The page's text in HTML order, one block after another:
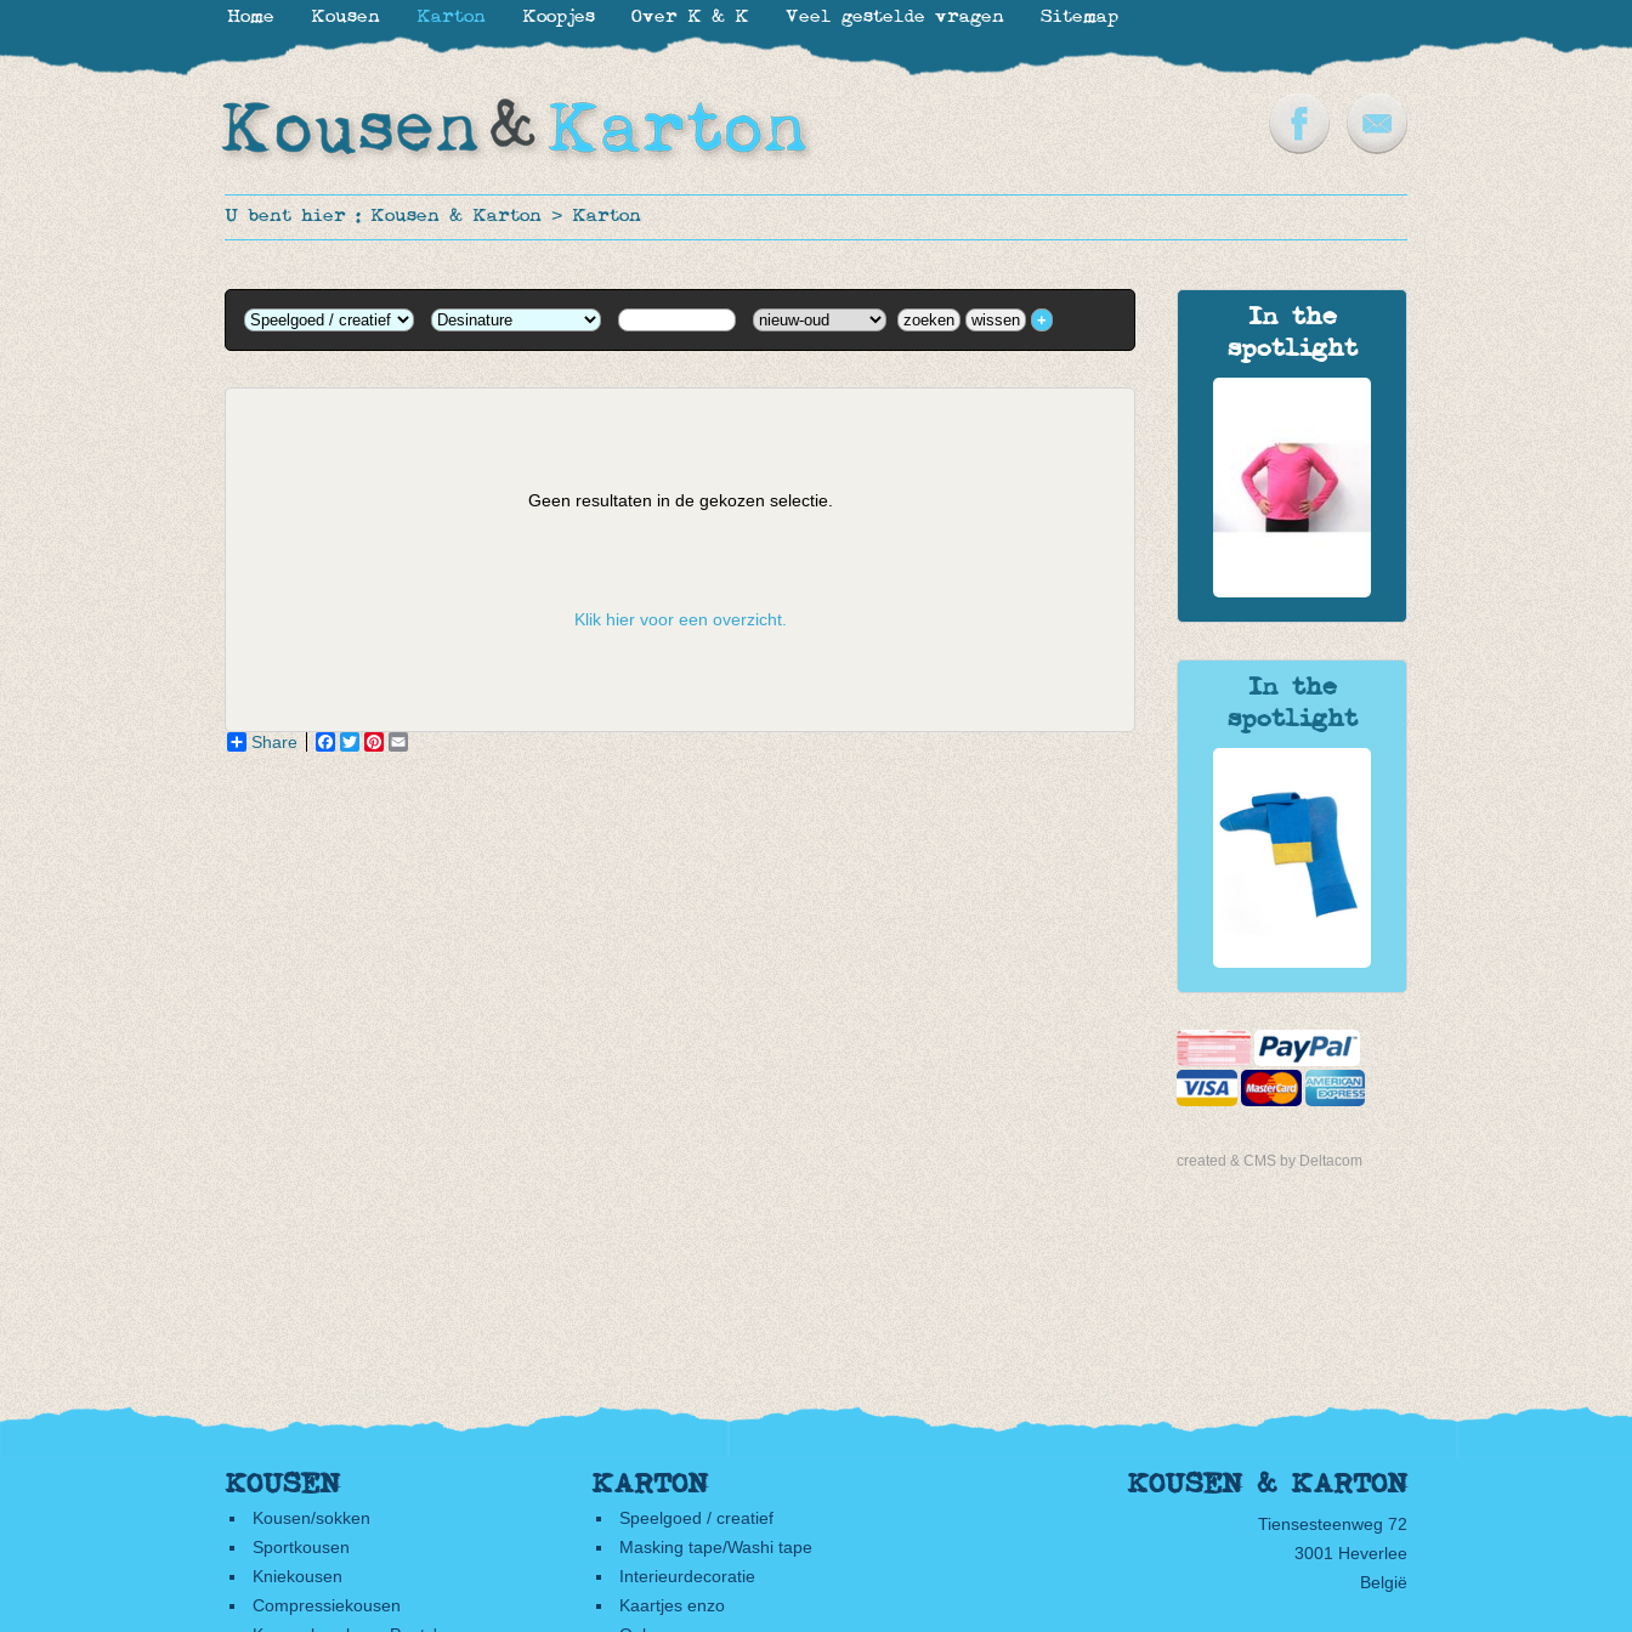
U bent hier : Kousen & Karton > Karton
In the
spotlight
In the
spotlight
created & CMS by Deltacom
Geen resultaten in de gekozen selectie.
Klik hier voor een overzicht.
Share Facebook
TwitterPinterest
KOUSEN
Kousen/sokken
Sportkousen
Kniekousen
Compressiekousen
KARTON
Speelgoed / creatief
Masking tape/Washi tape
Interieurdecoratie
Kaartjes enzo
KOUSEN & KARTON
Tiensesteenweg 72
3001 Heverlee
België
Home Kousen Karton Koopjes Over K & K Veel gestelde vragen Sitemap